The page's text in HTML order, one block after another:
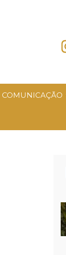
COMUNICAÇÃO